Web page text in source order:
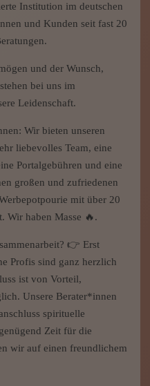
Institution im deutschen
und Kunden seit fast 20
und der Wunsch,
bei uns im
Leidenschaft.
Wir bieten unseren
liebevolles Team, eine
Portalgebühren und eine
großen und zufriedenen
mit über 20
Wir haben Masse 🔥.
👉 Erst
Profis sind ganz herzlich
ist von Vorteil,
Unsere Berater*innen
spirituelle
Zeit für die
wir auf einen freundlichem